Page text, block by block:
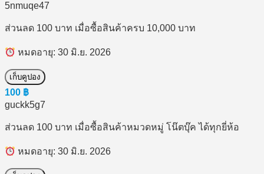
5nmuqe47
ส่วนลด 100 บาท เมื่อซื้อสินค้าครบ 10,000 บาท
หมดอายุ: 30 มิ.ย. 2026
เก็บคูปอง
100 ฿
guckk5g7
ส่วนลด 100 บาท เมื่อซื้อสินค้าหมวดหมู่ โน๊ตบุ๊ค ได้ทุกยี่ห้อ
หมดอายุ: 30 มิ.ย. 2026